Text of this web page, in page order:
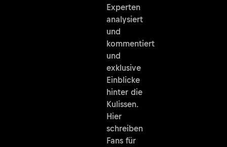
Experten
analysiert
und
kommentiert
und
exklusive
Einblicke
hinter die
Kulissen.
Hier
schreiben
Fans für